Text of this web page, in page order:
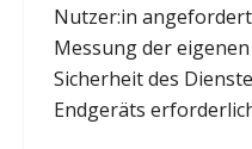
Nutzer:in
Messung der
Sicherheit des
Endgeräts